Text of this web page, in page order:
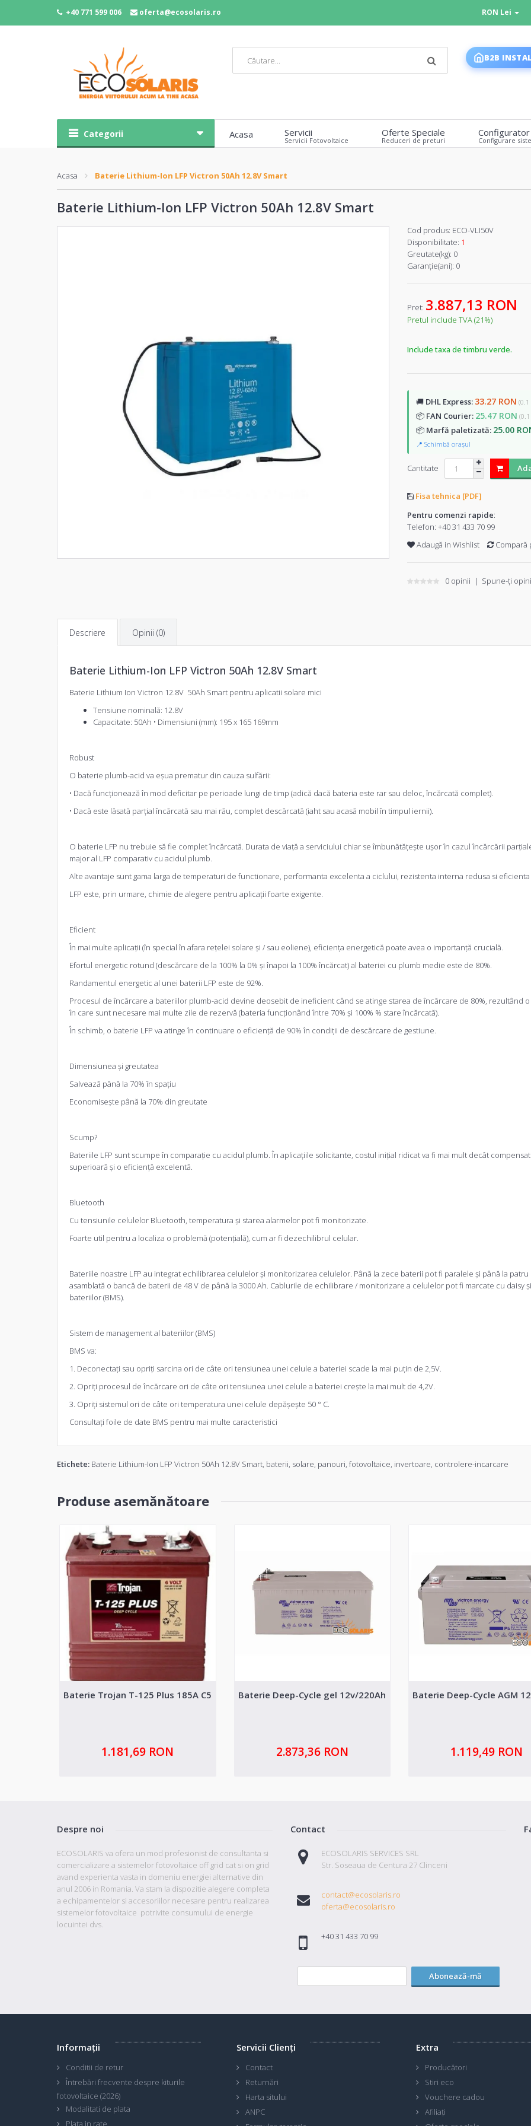
+40 771 599 006 oferta@ecosolaris.ro RON Lei
B2B
Categorii Acasa Servicii
Servicii Fotovoltaice
Oferte Speciale
Reduceri de preturi
Configurator
Configurare
Acasa Baterie Lithium-Ion LFP Victron 50Ah 12.8V Smart
Baterie Lithium-Ion LFP Victron 50Ah 12.8V Smart
Cod produs: ECO-VLI50V
Disponibilitate: 1
Greutate(kg): 0
Garanţie(ani): 0
Pret: 3.887,13 RON
Pretul include TVA (21%)
Include taxa de timbru verde.
🚚 DHL Express: 33.27 RON (0.1
📦 FAN Courier: 25.47 RON
📦 Marfă paletizată: 25.00
📍 Schimbă orașul
Cantitate
Fisa tehnica [PDF]
Pentru comenzi rapide:
Telefon: +40 31 433 70 99
Adaugă in Wishlist
Compară
0 opinii | Spune-ţi
Descriere Opinii (0)
Baterie Lithium-Ion LFP Victron 50Ah 12.8V Smart
Baterie Lithium Ion Victron 12.8V 50Ah Smart pentru aplicatii solare mici
Tensiune nominală: 12.8V
Capacitate: 50Ah • Dimensiuni (mm): 195 x 165 169mm
Robust
O baterie plumb-acid va eșua prematur din cauza sulfării:
• Dacă funcționează în mod deficitar pe perioade lungi de timp (adică dacă bateria este rar sau deloc, încărcată complet).
• Dacă este lăsată parțial încărcată sau mai rău, complet descărcată (iaht sau acasă mobil în timpul iernii).
O baterie LFP nu trebuie să fie complet încărcată. Durata de viață a serviciului chiar se îmbunătățește ușor în cazul încărcării
major al LFP comparativ cu acidul plumb.
Alte avantaje sunt gama larga de temperaturi de functionare, performanta excelenta a ciclului, rezistenta interna redusa si eficienta
LFP este, prin urmare, chimie de alegere pentru aplicații foarte exigente.
Eficient
În mai multe aplicații (în special în afara rețelei solare și / sau eoliene), eficiența energetică poate avea o importanță crucială.
Efortul energetic rotund (descărcare de la 100% la 0% și înapoi la 100% încărcat) al bateriei cu plumb medie este de 80%.
Randamentul energetic al unei baterii LFP este de 92%.
Procesul de încărcare a bateriilor plumb-acid devine deosebit de ineficient când se atinge starea de încărcare de 80%, rezultând
în care sunt necesare mai multe zile de rezervă (bateria funcționând între 70% și 100% % stare încărcată).
În schimb, o baterie LFP va atinge în continuare o eficiență de 90% în condiții de descărcare de gestiune.
Dimensiunea și greutatea
Salvează până la 70% în spațiu
Economisește până la 70% din greutate
Scump?
Bateriile LFP sunt scumpe în comparație cu acidul plumb. În aplicațiile solicitante, costul inițial ridicat va fi mai mult decât
superioară și o eficiență excelentă.
Bluetooth
Cu tensiunile celulelor Bluetooth, temperatura și starea alarmelor pot fi monitorizate.
Foarte util pentru a localiza o problemă (potențială), cum ar fi dezechilibrul celular.
Bateriile noastre LFP au integrat echilibrarea celulelor și monitorizarea celulelor. Până la zece baterii pot fi paralele și până la
asamblată o bancă de baterii de 48 V de până la 3000 Ah. Cablurile de echilibrare / monitorizare a celulelor pot fi marcate cu daisy
bateriilor (BMS).
Sistem de management al bateriilor (BMS)
BMS va:
1. Deconectați sau opriți sarcina ori de câte ori tensiunea unei celule a bateriei scade la mai puțin de 2,5V.
2. Opriți procesul de încărcare ori de câte ori tensiunea unei celule a bateriei crește la mai mult de 4,2V.
3. Opriți sistemul ori de câte ori temperatura unei celule depășește 50 ° C.
Consultați foile de date BMS pentru mai multe caracteristici
Etichete: Baterie Lithium-Ion LFP Victron 50Ah 12.8V Smart, baterii, solare, panouri, fotovoltaice, invertoare, controlere-incarcare
Produse asemănătoare
Baterie Trojan T-125 Plus 185A C5
1.181,69 RON
Baterie Deep-Cycle gel 12v/220Ah
2.873,36 RON
Baterie Deep-Cycle AGM
1.119,49 RON
Despre noi
ECOSOLARIS va ofera un mod profesionist de consultanta si
comercializare a sistemelor fotovoltaice off grid cat si on grid
avand experienta vasta in domeniu energiei alternative din
anul 2006 in Romania. Va stam la dispozitie alegere completa
a echipamentelor si accesoriilor necesare pentru realizarea
sistemelor fotovoltaice potrivite consumului de energie
locuintei dvs.
Contact
ECOSOLARIS SERVICES SRL
Str. Soseaua de Centura 27 Clinceni
contact@ecosolaris.ro
oferta@ecosolaris.ro
+40 31 433 70 99
Abonează-mă
Informaţii
Conditii de retur
Întrebări frecvente despre kiturile
fotovoltaice (2026)
Modalitati de plata
Plata in rate
Servicii Clienţi
Contact
Returnări
Harta sitului
ANPC
Extra
Producători
Stiri eco
Vouchere cadou
Afiliaţi